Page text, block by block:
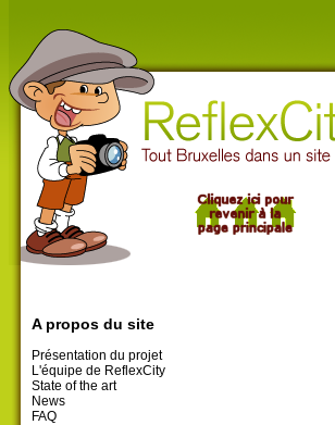
A propos du site
Présentation du projet
L'équipe de ReflexCity
State of the art
News
FAQ